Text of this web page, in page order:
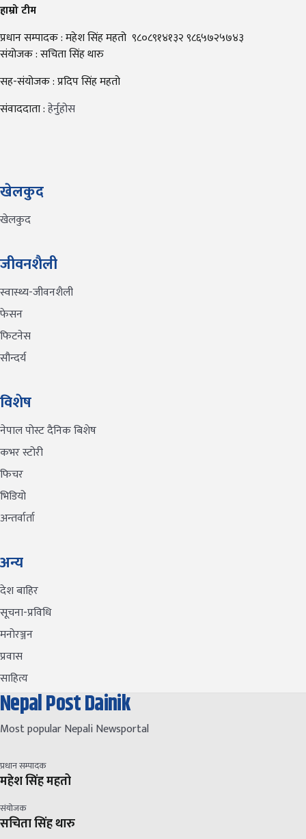
हाम्रो टीम
प्रधान सम्पादक : महेश सिंह महतो ९८०८९१४१३२ ९८६५७२५७४३
संयोजक : सचिता सिंह थारु
सह-संयोजक : प्रदिप सिंह महतो
संवाददाता :हेर्नुहोस
खेलकुद
खेलकुद
जीवनशैली
स्वास्थ्य-जीवनशैली
फेसन
फिटनेस
सौन्दर्य
विशेष
नेपाल पोस्ट दैनिक बिशेष
कभर स्टोरी
फिचर
भिडियो
अन्तर्वार्ता
अन्य
देश बाहिर
सूचना-प्रविधि
मनोरञ्जन
प्रवास
साहित्य
Nepal Post Dainik
Most popular Nepali Newsportal
प्रधान सम्पादक
महेश सिंह महतो
संयोजक
सचिता सिंह थारु